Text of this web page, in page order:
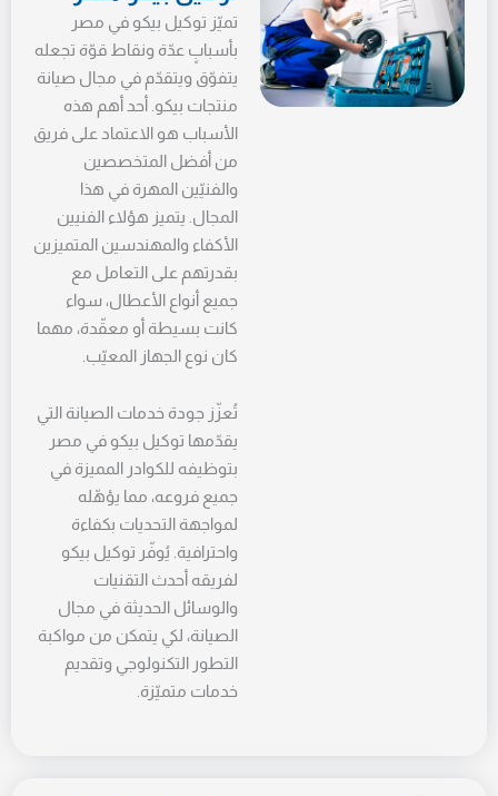
تميّز توكيل بيكو في مصر
بأسبابٍ عدّة ونقاط قوّة تجعله
يتفوّق ويتقدّم في مجال صيانة
منتجات بيكو. أحد أهم هذه
الأسباب هو الاعتماد على فريق
من أفضل المتخصصين
والفنيّين المهرة في هذا
المجال. يتميز هؤلاء الفنيين
الأكفاء والمهندسين المتميزين
بقدرتهم على التعامل مع
جميع أنواع الأعطال، سواء
كانت بسيطة أو معقّدة، مهما
كان نوع الجهاز المعيّب.
تُعزّز جودة خدمات الصيانة التي
يقدّمها توكيل بيكو في مصر
بتوظيفه للكوادر المميزة في
جميع فروعه، مما يؤهّله
لمواجهة التحديات بكفاءة
واحترافية. يُوفّر توكيل بيكو
لفريقه أحدث التقنيات
والوسائل الحديثة في مجال
الصيانة، لكي يتمكن من مواكبة
التطور التكنولوجي وتقديم
خدمات متميّزة.